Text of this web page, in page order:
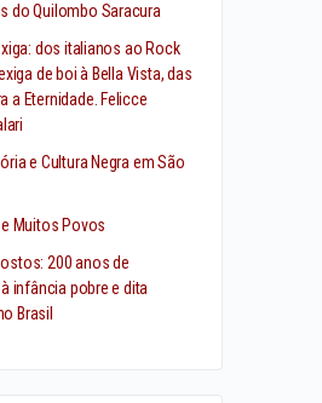
do Quilombo Saracura
dos italianos ao Rock
de boi à Bella Vista, das
a Eternidade. Felicce
e Cultura Negra em São
Muitos Povos
200 anos de
infância pobre e dita
Brasil